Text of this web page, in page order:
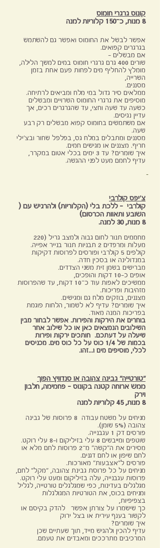
קונוס גרגרי חומוס
8 מנות, כ־150 קלוריות למנה
אפשר לבשל את החומוס ואפשר גם להשתמש
בגרגרים קפואים.
אם מבשלים -
שורים 400 גרם גרגרי חומוס במים למשך הלילה,
מומלץ להחליף מים לפחות פעם אחת בזמן
השרייה,
מסננים.
ממלאים סיר גדול במי מלח ומביאים לרתיחה.
מוסיפים את גרגרי החומוס השרויים ומבשלים
כשעה עד שעה וחצי, עד שהגרגרים רכים, אך
עדיין נגיסים.
אם משתמשים בחומוס קפוא מבשלים רק רבע
שעה.
מסננים ומתבלים במלח גס, בפלפל שחור ובצ'ילי
חריף. מצננים או מגישים חמים.
איך שומרים? עד 3 ימים בכלי אטום במקרר,
עדיף לחמם מעט לפני ההגשה.
צ'יפס קולרבי
קולרבי - ללכת בלי (הקלוריות) ולהרגיש עם (
השובע ותאוות הכרסום)
8 מנות, 30 למנה.
מחממים תנור לחום גבוה ולמצב גריל (220
מעלות ומרפדים 2 תבניות תנור בנייר אפייה.
קולפים 5 קולרבי ופורסים לפרוסות דקיקות
במנדולינה או בסכין חדה.
מברישים בשמן זית משני הצדדים.
אופים כ-10 דקות והופכים,
ממשיכים לאפות עוד כ־10 דקות, עד שהפרוסות
מזהיבות ופריכות.
מצננים, בוזקים מלח גם ומגישים.
איך שומרים? עדיף לא לשמור, הלחות פוגמת
בפריכות המנה מאוד.
בוחרים את הירקות והפירות. אפשר לבחור מבין
השילובים הנמצאים כאן או כל שילוב אחר
שיעלה על דעתכם. חותכים ירקות ופירות
בכמות של 1/4 כוס על כל כוס מים. מכניסים
לכלי, מוסיפים מים ו...זהו.
"טורטייה" גבינה צהובה או סנדוויץ הפוך
ממש ארוחה קטנה בקונוס – פחמימה, חלבון
וירק
8 מנות, 45 קלוריות למנה
מניחים על משטח עבודה 8 פרוסות של גבינה
צהובה (5% שומן).
פורסים דק 1 עגבנייה.
שוטפים ומייבשים 8 עלי בזיליקום ו-8 עלי רוקט.
מסירים את ה"קשה" מ־2 פרוסות לחם מלא או
לחם שיפון או לחם דגנים.
פורסים ל"אצבעות" מאורכות.
מניחים על כל פרוסת גבינת צהובה, "מקל" לחם,
פרוסות עגבנייה, עלה בזיליקום ומעט עלי רוקט.
מגלגלים בעדינות, כפי שמגלגלים טורטייה, לגליל
ומניחים בכוס, את הטורטיות המגולגלות
בצפיפיות,
כך שישמרו על צורתן אפשר להדק בקיסם או
לקשור בענף עירית או בצל ירוק
איך שומרים?
עדיף להכין ולהגיש מייד, תוך שעתיים שכן
המרכיבים מתרככים ומאבדים את טעמם.